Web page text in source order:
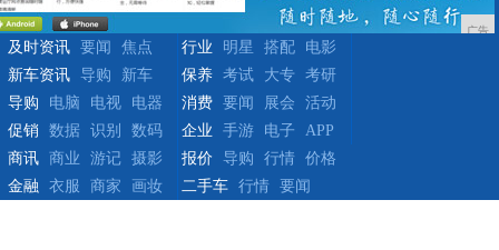
广告
及时资讯 要闻
焦点
新车资讯
导购 新车
行业 明星 搭配
电影
保养
考试 大专
考研
导购
电脑 电视
电器
促销
数据 识别 数码
消费 要闻 展会
活动
企业
手游 电子
APP
商讯
商业 游记
摄影
金融
衣服 商家 画妆
报价 导购 行情
价格
二手车
行情 要闻